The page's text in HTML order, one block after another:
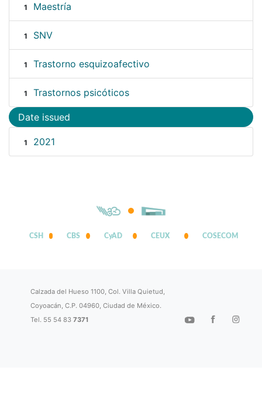
1 Maestría
1 SNV
1 Trastorno esquizoafectivo
1 Trastornos psicóticos
Date issued
1 2021
CSH CBS CyAD CEUX COSECOM
Calzada del Hueso 1100, Col. Villa Quietud,
Coyoacán, C.P. 04960, Ciudad de México.
Tel. 55 54 837371